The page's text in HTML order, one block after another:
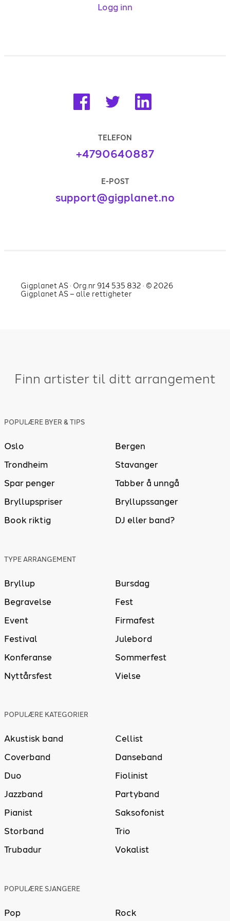
Logg inn
TELEFON
+4790640887
E-POST
support@gigplanet.no
Gigplanet AS · Org.nr 914 535 832 · © 2026
Gigplanet AS – alle rettigheter
Finn artister til ditt arrangement
POPULÆRE BYER & TIPS
Oslo
Bergen
Trondheim
Stavanger
Spar penger
Tabber å unngå
Bryllupspriser
Bryllupssanger
Book riktig
DJ eller band?
TYPE ARRANGEMENT
Bryllup
Bursdag
Begravelse
Fest
Event
Firmafest
Festival
Julebord
Konferanse
Sommerfest
Nyttårsfest
Vielse
POPULÆRE KATEGORIER
Akustisk band
Cellist
Coverband
Danseband
Duo
Fiolinist
Jazzband
Partyband
Pianist
Saksofonist
Storband
Trio
Trubadur
Vokalist
POPULÆRE SJANGERE
Pop Rock